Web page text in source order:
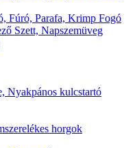
Fúró, Parafa, Krimp Fogó
Szett, Napszemüveg
Nyakpános kulcstartó
horgok